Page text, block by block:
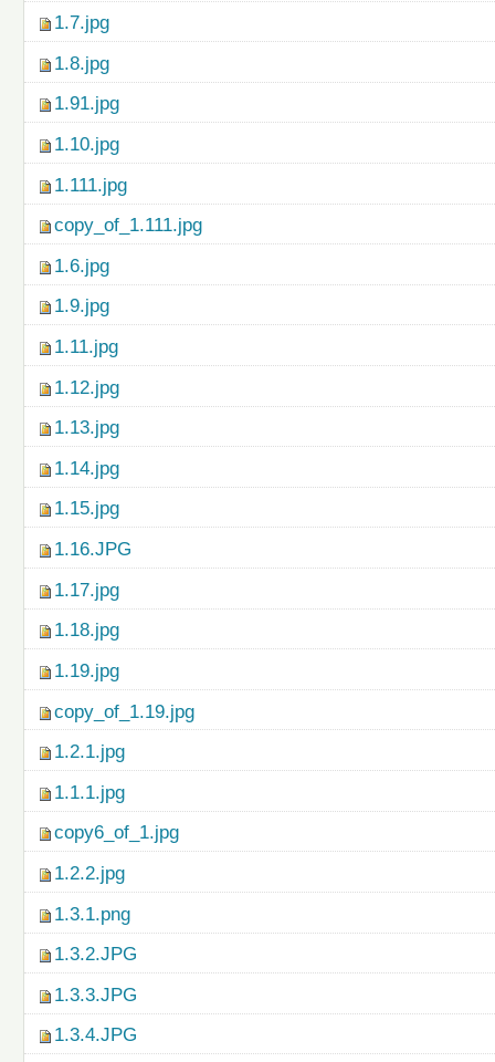
1.7.jpg
1.8.jpg
1.91.jpg
1.10.jpg
1.111.jpg
copy_of_1.111.jpg
1.6.jpg
1.9.jpg
1.11.jpg
1.12.jpg
1.13.jpg
1.14.jpg
1.15.jpg
1.16.JPG
1.17.jpg
1.18.jpg
1.19.jpg
copy_of_1.19.jpg
1.2.1.jpg
1.1.1.jpg
copy6_of_1.jpg
1.2.2.jpg
1.3.1.png
1.3.2.JPG
1.3.3.JPG
1.3.4.JPG